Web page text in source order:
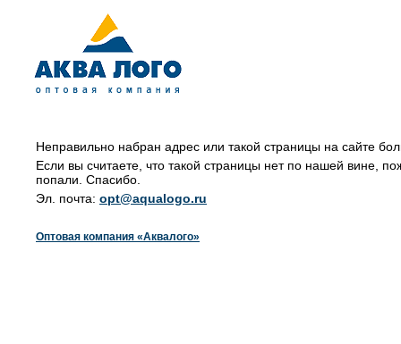
Неправильно набран адрес или такой страницы на сайте
Если вы считаете, что такой страницы нет по нашей вине,
попали. Спасибо.
Эл. почта: opt@aqualogo.ru
Оптовая компания «Аквалого»